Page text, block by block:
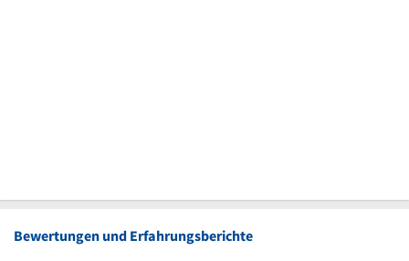
Bewertungen und Erfahrungsberichte